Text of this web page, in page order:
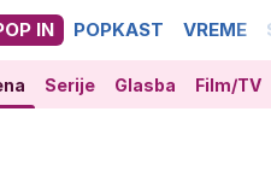
IN POPKAST VREME
Serije Glasba Film/TV